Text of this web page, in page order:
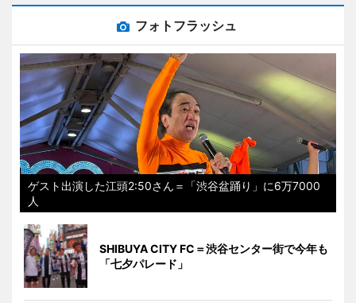
フォトフラッシュ
ゲスト出演した江頭2:50さん＝「渋谷盆踊り」に6万7000
人
SHIBUYA CITY FC＝渋谷センター街で今年も
「七夕パレード」